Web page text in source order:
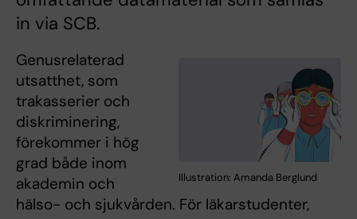
in via SCB.
Illustration: Amanda Berglund
Genusrelaterad
utsatthet, som
trakasserier och
diskriminering,
förekommer i hög
grad både inom
akademin och
hälso- och sjukvården. För läkarstudenter,